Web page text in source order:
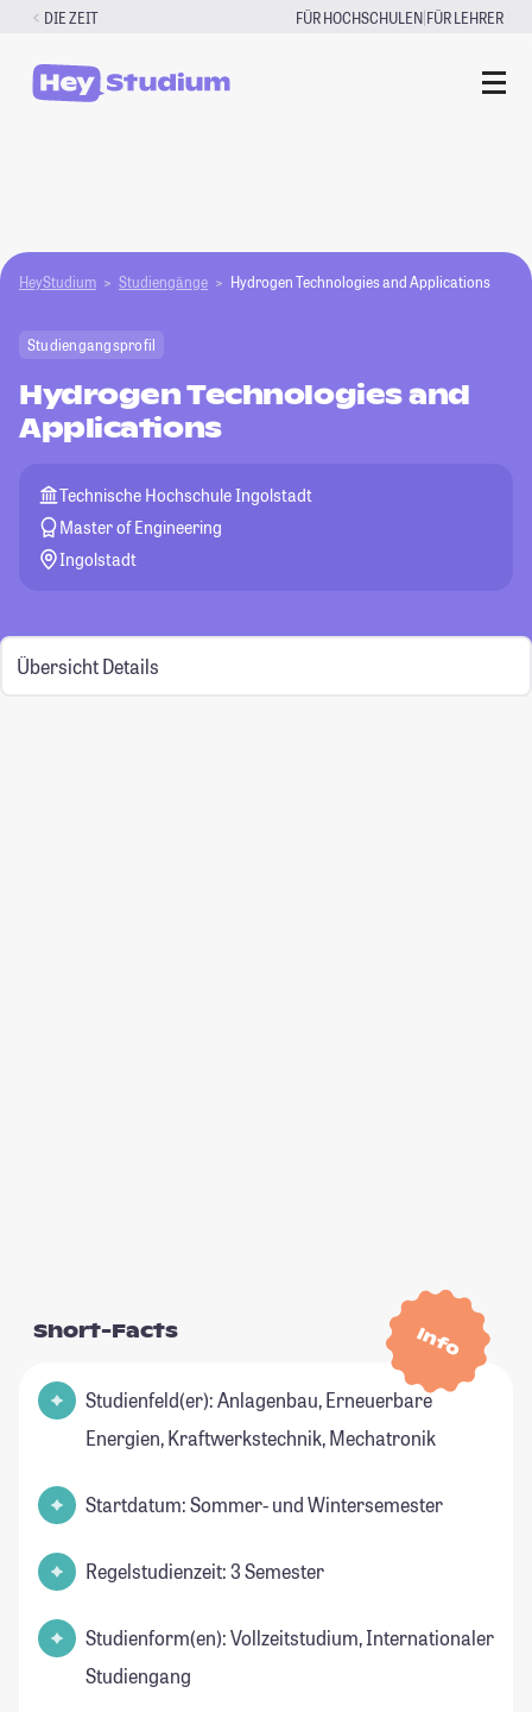
Zum
springen
DIE ZEIT FÜR HOCHSCHULEN|FÜR LEHRER
HeyStudium Studiengänge Hydrogen Technologies and Applications
Studiengangsprofil
Hydrogen Technologies and
Applications
Technische Hochschule Ingolstadt
Master of Engineering
Ingolstadt
Übersicht Details
Info
Short-Facts
Studienfeld(er): Anlagenbau, Erneuerbare
Energien, Kraftwerkstechnik, Mechatronik
Startdatum: Sommer- und Wintersemester
Regelstudienzeit: 3 Semester
Studienform(en): Vollzeitstudium, Internationaler
Studiengang